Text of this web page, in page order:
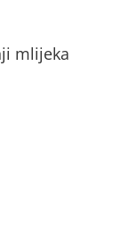
mlijeka